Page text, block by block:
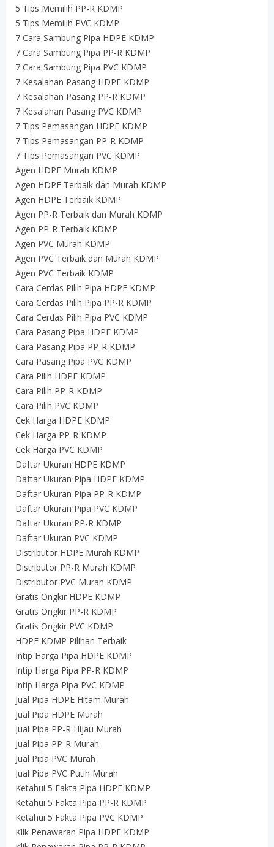
5 Tips Memilih PP-R KDMP
5 Tips Memilih PVC KDMP
7 Cara Sambung Pipa HDPE KDMP
7 Cara Sambung Pipa PP-R KDMP
7 Cara Sambung Pipa PVC KDMP
7 Kesalahan Pasang HDPE KDMP
7 Kesalahan Pasang PP-R KDMP
7 Kesalahan Pasang PVC KDMP
7 Tips Pemasangan HDPE KDMP
7 Tips Pemasangan PP-R KDMP
7 Tips Pemasangan PVC KDMP
Agen HDPE Murah KDMP
Agen HDPE Terbaik dan Murah KDMP
Agen HDPE Terbaik KDMP
Agen PP-R Terbaik dan Murah KDMP
Agen PP-R Terbaik KDMP
Agen PVC Murah KDMP
Agen PVC Terbaik dan Murah KDMP
Agen PVC Terbaik KDMP
Cara Cerdas Pilih Pipa HDPE KDMP
Cara Cerdas Pilih Pipa PP-R KDMP
Cara Cerdas Pilih Pipa PVC KDMP
Cara Pasang Pipa HDPE KDMP
Cara Pasang Pipa PP-R KDMP
Cara Pasang Pipa PVC KDMP
Cara Pilih HDPE KDMP
Cara Pilih PP-R KDMP
Cara Pilih PVC KDMP
Cek Harga HDPE KDMP
Cek Harga PP-R KDMP
Cek Harga PVC KDMP
Daftar Ukuran HDPE KDMP
Daftar Ukuran Pipa HDPE KDMP
Daftar Ukuran Pipa PP-R KDMP
Daftar Ukuran Pipa PVC KDMP
Daftar Ukuran PP-R KDMP
Daftar Ukuran PVC KDMP
Distributor HDPE Murah KDMP
Distributor PP-R Murah KDMP
Distributor PVC Murah KDMP
Gratis Ongkir HDPE KDMP
Gratis Ongkir PP-R KDMP
Gratis Ongkir PVC KDMP
HDPE KDMP Pilihan Terbaik
Intip Harga Pipa HDPE KDMP
Intip Harga Pipa PP-R KDMP
Intip Harga Pipa PVC KDMP
Jual Pipa HDPE Hitam Murah
Jual Pipa HDPE Murah
Jual Pipa PP-R Hijau Murah
Jual Pipa PP-R Murah
Jual Pipa PVC Murah
Jual Pipa PVC Putih Murah
Ketahui 5 Fakta Pipa HDPE KDMP
Ketahui 5 Fakta Pipa PP-R KDMP
Ketahui 5 Fakta Pipa PVC KDMP
Klik Penawaran Pipa HDPE KDMP